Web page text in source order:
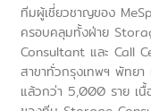
ทีมผู้เชี่ยวชาญของ
ครอบคลุมทั้งฝ่าย
Consultant และ Call
สาขาทั่วกรุงเทพฯ พัทย
แล้วกว่า 5,000 ราย เนื้